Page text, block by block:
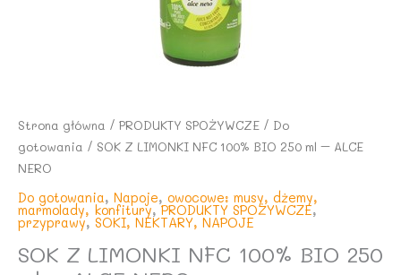
Strona główna / PRODUKTY SPOŻYWCZE / Do
gotowania / SOK Z LIMONKI NFC 100% BIO 250 ml – ALCE
NERO
Do gotowania, Napoje, owocowe: musy, dżemy,
marmolady, konfitury,PRODUKTY SPOŻYWCZE,
przyprawy, SOKI, NEKTARY, NAPOJE
SOK Z LIMONKI NFC 100% BIO 250